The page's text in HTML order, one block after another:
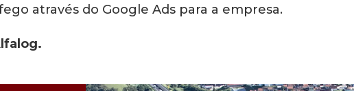
através do Google Ads para a empresa.